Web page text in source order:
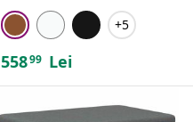
+5
55899 Lei